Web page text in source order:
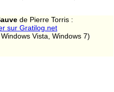
de Pierre Torris :
sur Gratilog.net
Vista, Windows 7)